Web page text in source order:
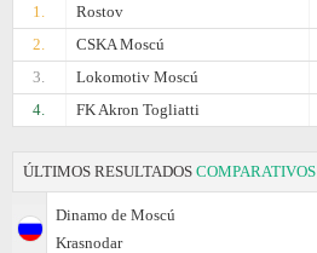
1.
Rostov
2.
CSKA Moscú
3.
Lokomotiv Moscú
4.
FK Akron Togliatti
ÚLTIMOS RESULTADOS COMPARATIVOS
Dinamo de Moscú
Krasnodar